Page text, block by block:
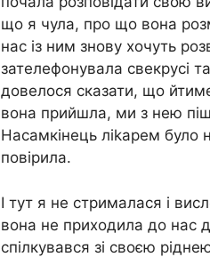
що я чула, про що вона
нас із ним знову хочуть
зателефонувала свекрусі
довелося сказати, що
вона прийшла, ми з нею
Насамкінець ліkарем було
повірила.
І тут я не стрималася і
вона не приходила до нас
спілкувався зі своєю